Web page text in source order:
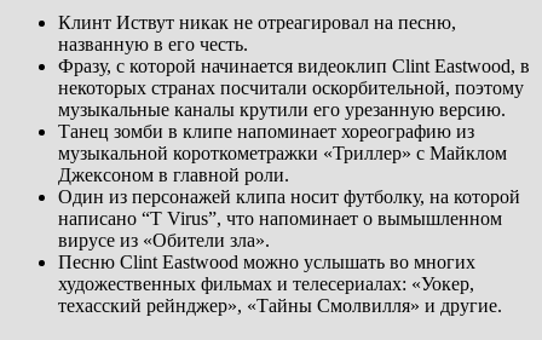
Клинт Иствут никак не отреагировал на песню,
названную в его честь.
Фразу, с которой начинается видеоклип Clint Eastwood, в
некоторых странах посчитали оскорбительной, поэтому
музыкальные каналы крутили его урезанную версию.
Танец зомби в клипе напоминает хореографию из
музыкальной короткометражки «Триллер» с Майклом
Джексоном в главной роли.
Один из персонажей клипа носит футболку, на которой
написано “T Virus”, что напоминает о вымышленном
вирусе из «Обители зла».
Песню Clint Eastwood можно услышать во многих
художественных фильмах и телесериалах: «Уокер,
техасский рейнджер», «Тайны Смолвилля» и другие.